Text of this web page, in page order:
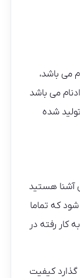
می باشد،
می باشد
شده
آشنا هستید
که تماما
رفته در
کیفیت